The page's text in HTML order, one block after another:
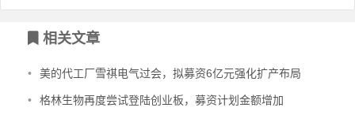
文章导航
相关文章
• 美的代工厂雪祺电气过会，拟募资6亿元强化扩产布局
• 格林生物再度尝试登陆创业板，募资计划金额增加